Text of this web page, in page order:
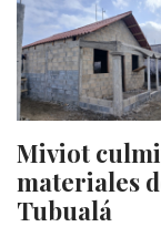
Miviot
materiales
Tubualá